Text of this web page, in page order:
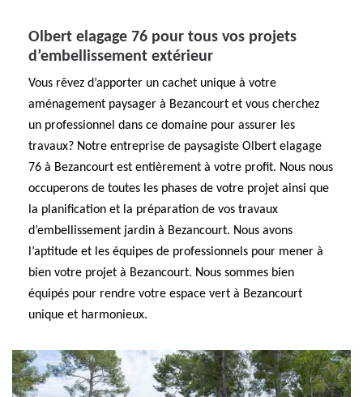
Olbert elagage 76 pour tous vos projets
d’embellissement extérieur
Vous rêvez d’apporter un cachet unique à votre
aménagement paysager à Bezancourt et vous cherchez
un professionnel dans ce domaine pour assurer les
travaux? Notre entreprise de paysagiste Olbert elagage
76 à Bezancourt est entièrement à votre profit. Nous nous
occuperons de toutes les phases de votre projet ainsi que
la planification et la préparation de vos travaux
d’embellissement jardin à Bezancourt. Nous avons
l’aptitude et les équipes de professionnels pour mener à
bien votre projet à Bezancourt. Nous sommes bien
équipés pour rendre votre espace vert à Bezancourt
unique et harmonieux.